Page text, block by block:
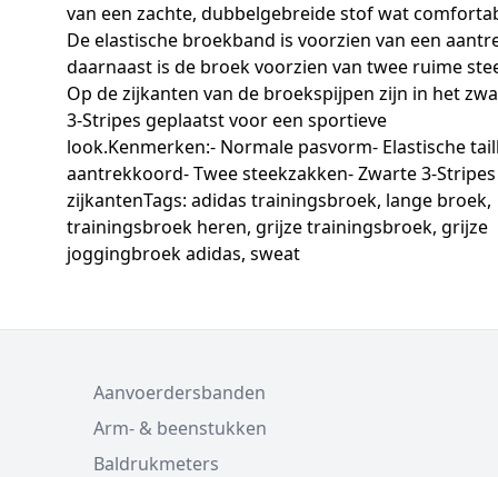
van een zachte, dubbelgebreide stof wat
De elastische broekband is voorzien van een
daarnaast is de broek voorzien van twee ruime
Op de zijkanten van de broekspijpen zijn in het
3-Stripes geplaatst voor een sportieve
look.Kenmerken:- Normale pasvorm- Elastische
aantrekkoord- Twee steekzakken- Zwarte 3-
zijkantenTags: adidas trainingsbroek, lange broek,
trainingsbroek heren, grijze trainingsbroek, grijze
joggingbroek adidas, sweat
Aanvoerdersbanden
Arm- & beenstukken
Baldrukmeters